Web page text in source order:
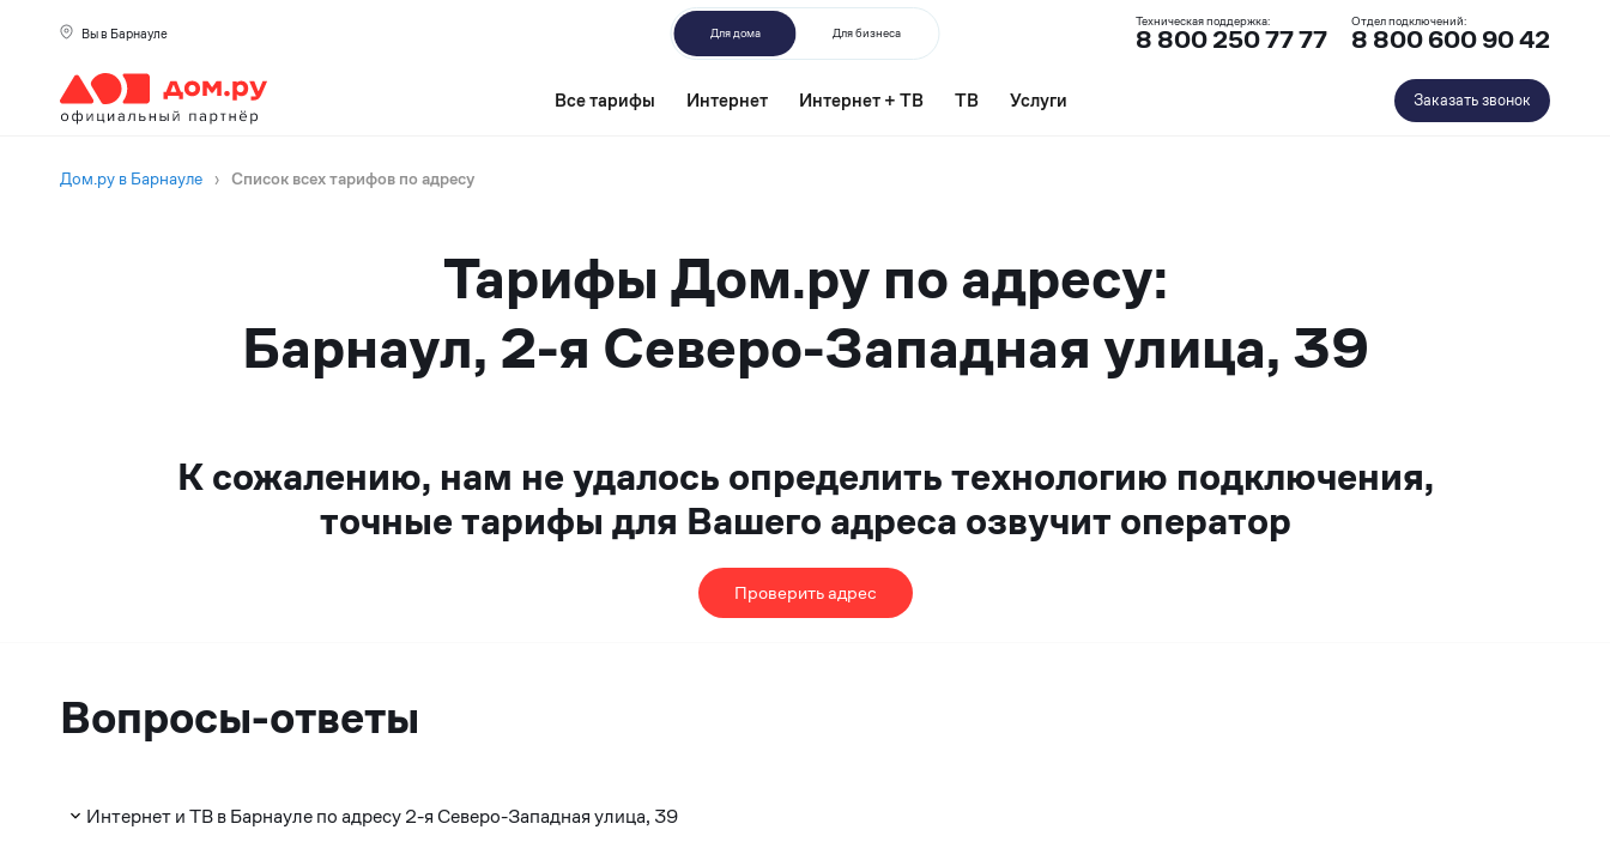
Вы в Барнауле Для дома Для бизнеса
Техническая поддержка:
8 800 250 77 77
Отдел подключений:
8 800 600 90 42
Все тарифы Интернет Интернет + ТВ ТВ Услуги Заказать звонок
Дом.ру в Барнауле › Список всех тарифов по адресу
Тарифы Дом.ру по адресу:
Барнаул, 2-я Северо-Западная улица, 39
К сожалению, нам не удалось определить технологию подключения,
точные тарифы для Вашего адреса озвучит оператор
Проверить адрес
Вопросы-ответы
Интернет и ТВ в Барнауле по адресу 2-я Северо-Западная улица, 39